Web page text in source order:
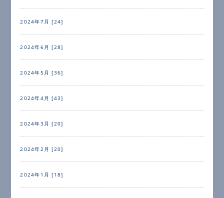
2024年7月 [24]
2024年6月 [28]
2024年5月 [36]
2024年4月 [43]
2024年3月 [20]
2024年2月 [20]
2024年1月 [18]